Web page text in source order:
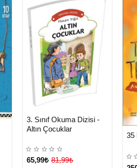
TESLİMAT
Yeni Ürün
3. Sınıf Okuma Dizisi -
Altın Çocuklar
65,99₺ 81,99₺
35